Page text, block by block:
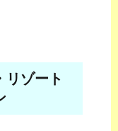
リゾート